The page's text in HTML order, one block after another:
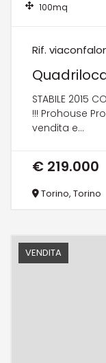
100mq
Rif.
STABILE 2015
!!! Prohouse
vendita e...
€ 219.000
Torino, Torino
VENDITA